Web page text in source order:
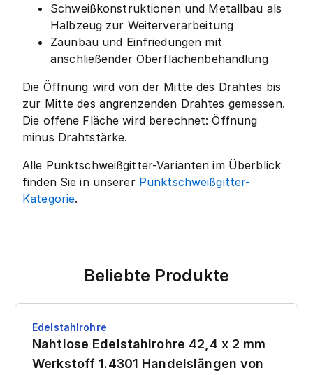
Schweißkonstruktionen und Metallbau als
Halbzeug zur Weiterverarbeitung
Zaunbau und Einfriedungen mit
anschließender Oberflächenbehandlung
Die Öffnung wird von der Mitte des Drahtes bis
zur Mitte des angrenzenden Drahtes gemessen.
Die offene Fläche wird berechnet: Öffnung
minus Drahtstärke.
Alle Punktschweißgitter-Varianten im Überblick
finden Sie in unserer Punktschweißgitter-
Kategorie.
Beliebte Produkte
Edelstahlrohre
Nahtlose Edelstahlrohre 42,4 x 2 mm
Werkstoff 1.4301 Handelslängen von